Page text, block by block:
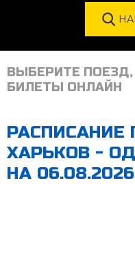
ВЫБЕРИТЕ
БИЛЕТЫ ОНЛАЙН
РАСПИСАНИЕ
ХАРЬКОВ -
НА 06.08.2026